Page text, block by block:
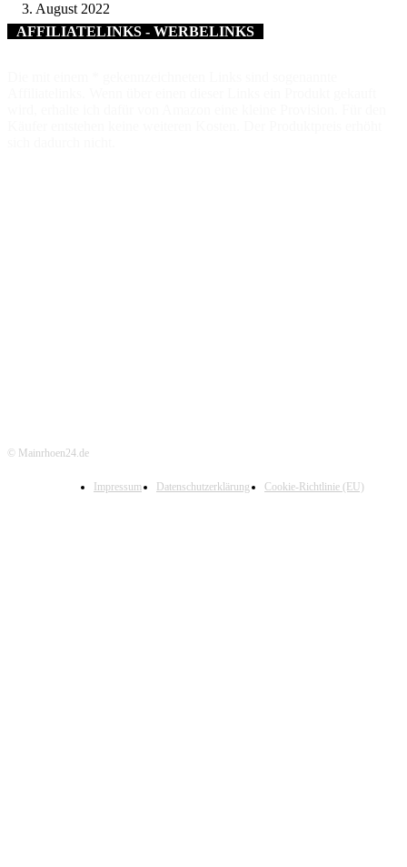
3. August 2022
AFFILIATELINKS - WERBELINKS
© Mainrhoen24.de
Impressum Datenschutzerklärung Cookie-Richtlinie (EU)